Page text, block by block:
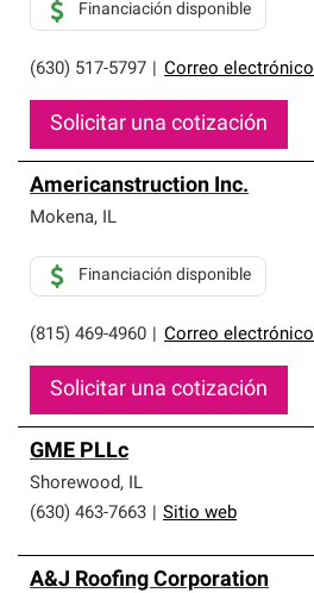
(630) 517-5797 Correo electrónico
Financiación disponible
Solicitar una cotización
Americanstruction Inc.
Mokena, IL
(815) 469-4960 Correo electrónico
Financiación disponible
Solicitar una cotización
GME PLLc
Shorewood, IL
(630) 463-7663
Sitio web
A&J Roofing Corporation